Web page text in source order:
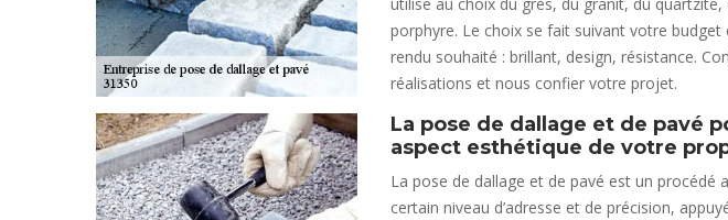
porphyre. Le choix se fait suivant votre
rendu souhaité : brillant, design, résistance.
réalisations et nous confier votre projet.
La pose de dallage et de pavé
aspect esthétique de votre
La pose de dallage et de pavé est un procédé
certain niveau d’adresse et de précision,